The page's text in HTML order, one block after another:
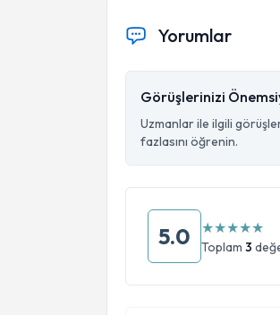
Yorumlar
Görüşlerinizi
Uzmanlar ile ilgili
fazlasını öğrenin.
5.0 ★★★★★
Toplam 3